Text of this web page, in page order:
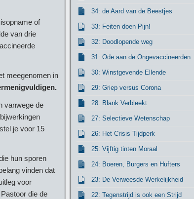
of
van drie
meegenomen in
vanwege de
je voor 15
hun sporen
vinden dat
voor
die de
34: de Aard van de Beestjes
33: Feiten doen Pijn!
32: Doodlopende weg
31: Ode aan de Ongevaccineerden
30: Winstgevende Ellende
29: Griep versus Corona
28: Blank Verbleekt
27: Selectieve Wetenschap
26: Het Crisis Tijdperk
25: Vijftig tinten Moraal
24: Boeren, Burgers en Hufters
23: De Verweesde Werkelijkheid
22: Tegenstrijd is ook een Strijd